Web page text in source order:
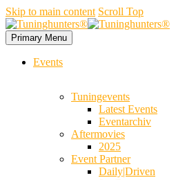
Skip to main content Scroll Top
Primary Menu
Events
Tuningevents
Latest Events
Eventarchiv
Aftermovies
2025
Event Partner
Daily|Driven